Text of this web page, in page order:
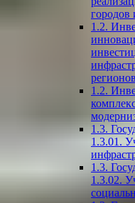
городов
1.2.
1.2.
1.3.
1.3.01.
1.3.
1.3.02.